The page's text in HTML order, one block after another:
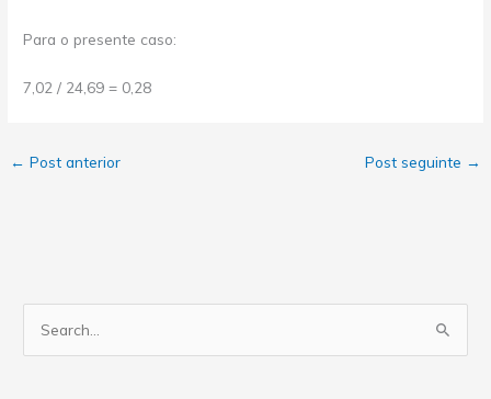
Para o presente caso:
7,02 / 24,69 = 0,28
← Post anterior Post seguinte →